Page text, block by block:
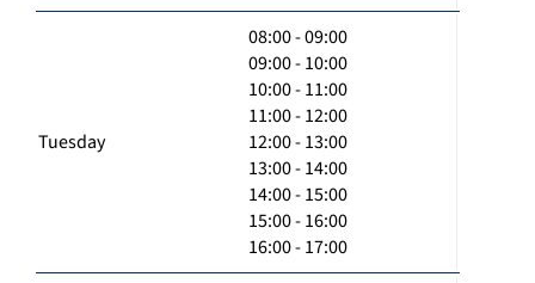
Tuesday
08:00 - 09:00
09:00 - 10:00
10:00 - 11:00
11:00 - 12:00
12:00 - 13:00
13:00 - 14:00
14:00 - 15:00
15:00 - 16:00
16:00 - 17:00